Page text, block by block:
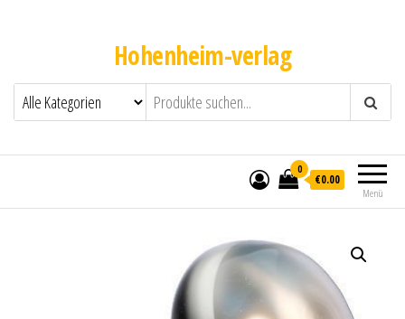
Hohenheim-verlag
Menü
0
€0.00